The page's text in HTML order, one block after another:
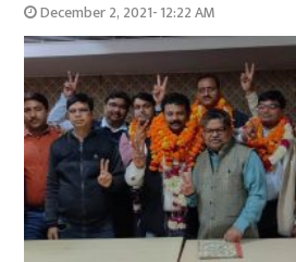
December 2, 2021- 12:22 AM